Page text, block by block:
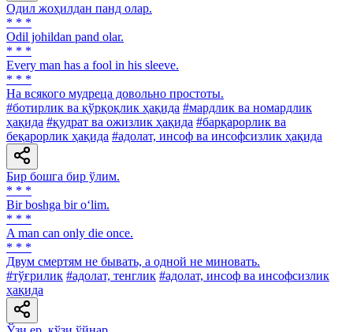
Одил жоҳилдан панд олар.
* * *
Odil johildan pand olar.
* * *
Every man has a fool in his sleeve.
* * *
На всякого мудреца довольно простоты.
#ботирлик ва қўрқоқлик ҳақида #мардлик ва номардлик
ҳақида #қудрат ва ожизлик ҳақида #барқарорлик ва
беқарорлик ҳақида #адолат, инсоф ва инсофсизлик ҳақида
Бир бошга бир ўлим.
* * *
Bir boshga bir o‘lim.
* * *
A man can only die once.
* * *
Двум смертям не бывать, а одной не миновать.
#тўғрилик #адолат, тенглик #адолат, инсоф ва инсофсизлик
ҳақида